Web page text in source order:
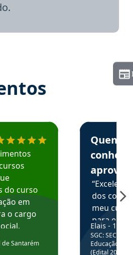
o Aprova Concursos em
do curso
em
o cargo
na
Santarém
Estudante
Quem
aprova
dos
meu
para
colocar
através
Elais - 15/
SGC: SEC BA
Educação
(Edital